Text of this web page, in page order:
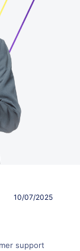
10/07/2025
support